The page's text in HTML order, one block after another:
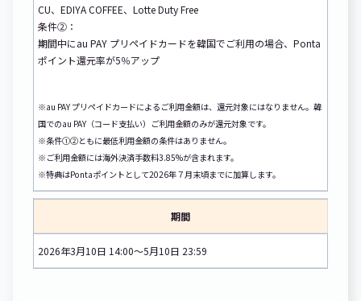
CU、EDIYA COFFEE、Lotte Duty Free
条件②：
期間中にau PAY プリペイドカードを韓国でご利用の場合、Ponta
ポイント還元率が5％アップ
※au PAY プリペイドカードによるご利用金額は、還元対象にはなりません。韓
国でのau PAY（コード支払い）ご利用金額のみが還元対象です。
※条件①②ともに最低利用金額の条件はありません。
※ご利用金額には海外決済手数料3.85%が含まれます。
※特典はPontaポイントとして2026年７月末頃までに加算します。
期間
2026年3月10日 14:00～5月10日 23:59